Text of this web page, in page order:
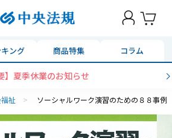
ング 商品特集 コラム
】夏季休業のお知らせ
祉 > ソーシャルワーク演習のための８８事